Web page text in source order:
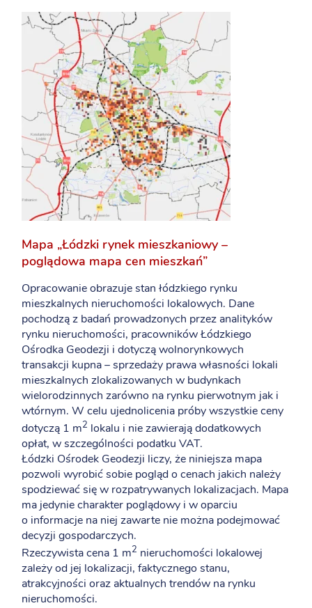
Mapa „Łódzki rynek mieszkaniowy –
poglądowa mapa cen mieszkań”
Opracowanie obrazuje stan łódzkiego rynku
mieszkalnych nieruchomości lokalowych. Dane
pochodzą z badań prowadzonych przez analityków
rynku nieruchomości, pracowników Łódzkiego
Ośrodka Geodezji i dotyczą wolnorynkowych
transakcji kupna – sprzedaży prawa własności lokali
mieszkalnych zlokalizowanych w budynkach
wielorodzinnych zarówno na rynku pierwotnym jak i
wtórnym. W celu ujednolicenia próby wszystkie ceny
dotyczą 1 m2 lokalu i nie zawierają dodatkowych
opłat, w szczególności podatku VAT.
Łódzki Ośrodek Geodezji liczy, że niniejsza mapa
pozwoli wyrobić sobie pogląd o cenach jakich należy
spodziewać się w rozpatrywanych lokalizacjach. Mapa
ma jedynie charakter poglądowy i w oparciu
o informacje na niej zawarte nie można podejmować
decyzji gospodarczych.
Rzeczywista cena 1 m2 nieruchomości lokalowej
zależy od jej lokalizacji, faktycznego stanu,
atrakcyjności oraz aktualnych trendów na rynku
nieruchomości.